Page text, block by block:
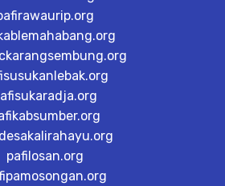
pafilosan.org